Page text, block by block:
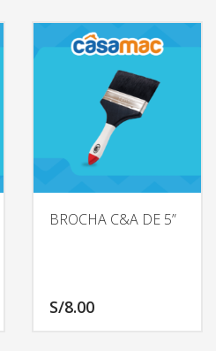
BROCHA C&A DE 5”
S/8.00